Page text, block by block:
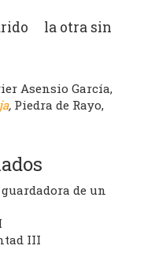
la otra sin
Asensio García,
, Piedra de Rayo,
de un
III